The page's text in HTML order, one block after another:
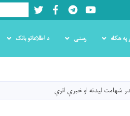
دانګل
Youtube
LinkedIn
Facebook
Twitter
Search
په هکله رسنۍ د اطلاعاتو بانک
شهامت لیدنه او خبرې اترې